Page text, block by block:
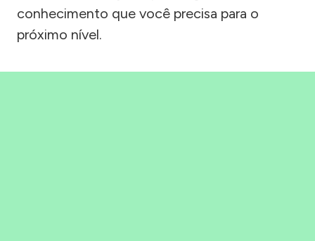
conhecimento que você precisa para o
próximo nível.